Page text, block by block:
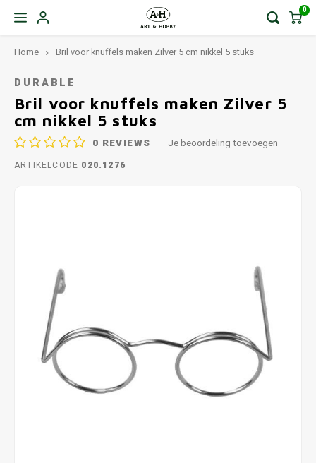
0
Home Bril voor knuffels maken Zilver 5 cm nikkel 5 stuks
DURABLE
Bril voor knuffels maken Zilver 5
cm nikkel 5 stuks
0 REVIEWS Je beoordeling toevoegen
ARTIKELCODE 020.1276